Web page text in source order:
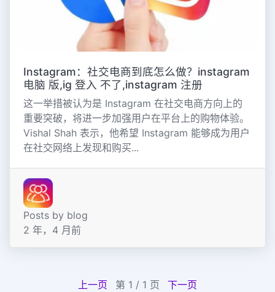
Instagram：社交电商到底怎么做？instagram
电脑 版,ig 登入 不了,instagram 注册
这一举措被认为是 Instagram 在社交电商方向上的
重要突破，将进一步加强用户在平台上的购物体验。
Vishal Shah 表示，他希望 Instagram 能够成为用户
在社交网络上发现和购买...
Posts by blog
2 年，4 月前
上一页 第 1 / 1 页 下一页